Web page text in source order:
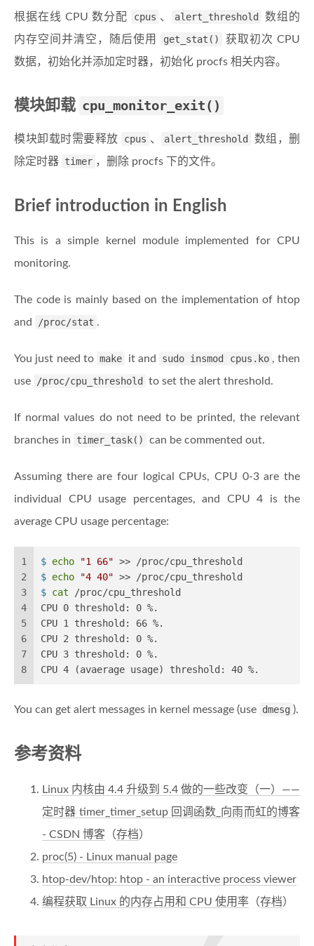
根据在线 CPU 数分配 cpus 、 alert_threshold
数组的
内存空间并清空，随后使用
get_stat()
获取初次 CPU
数据，初始化并添加定时器，初始化 procfs 相关内容。
模块卸载 cpu_monitor_exit()
模块卸载时需要释放 cpus 、 alert_threshold
数组，删
除定时器 timer ，删除 procfs 下的文件。
Brief introduction in English
This is a simple kernel module implemented for CPU
monitoring.
The code is mainly based on the implementation of htop
and
/proc/stat .
You just need to make it and sudo insmod cpus.ko , then
use
/proc/cpu_threshold to set the alert threshold.
If normal values do not need to be printed, the relevant
branches in
timer_task() can be commented out.
Assuming there are four logical CPUs, CPU 0-3 are the
individual CPU usage percentages, and CPU 4 is the
average CPU usage percentage:
1
2
3
4
5
6
7
8
$ echo "1 66" >> /proc/cpu_threshold
$ echo "4 40" >> /proc/cpu_threshold
$ cat /proc/cpu_threshold
CPU 0 threshold: 0 %.
CPU 1 threshold: 66 %.
CPU 2 threshold: 0 %.
CPU 3 threshold: 0 %.
CPU 4 (avaerage usage) threshold: 40 %.
You can get alert messages in kernel message (use dmesg ).
参考资料
Linux 内核由 4.4 升级到 5.4 做的一些改变（一）——
定时器 timer_timer_setup 回调函数_向雨而虹的博客
- CSDN 博客 （存档）
proc(5) - Linux manual page
htop-dev/htop: htop - an interactive process viewer
编程获取 Linux 的内存占用和 CPU 使用率 （存档）